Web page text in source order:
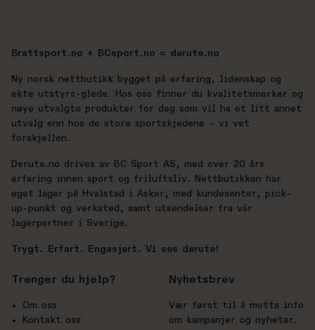
Brattsport.no + BCsport.no = derute.no
Ny norsk nettbutikk bygget på erfaring, lidenskap og
ekte utstyrs-glede. Hos oss finner du kvalitetsmerker og
nøye utvalgte produkter for deg som vil ha et litt annet
utvalg enn hos de store sportskjedene – vi vet
forskjellen.
Derute.no drives av BC Sport AS, med over 20 års
erfaring innen sport og friluftsliv. Nettbutikken har
eget lager på Hvalstad i Asker, med kundesenter, pick-
up-punkt og verksted, samt utsendelser fra vår
lagerpartner i Sverige.
Trygt. Erfart. Engasjert. Vi ses derute!
Trenger du hjelp?
Om oss
Kontakt oss
Nyhetsbrev
Vær først til å motta info
om kampanjer og nyheter.